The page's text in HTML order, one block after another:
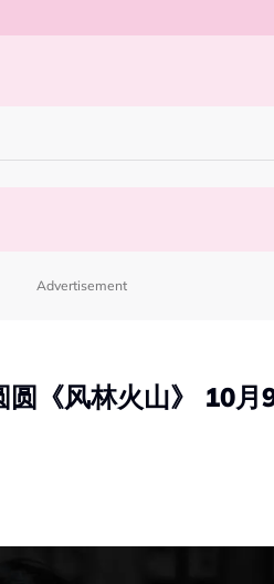
Advertisement
圆《风林火山》 10月